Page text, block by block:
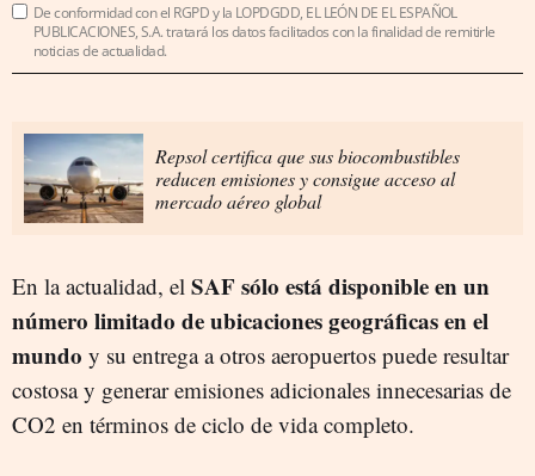
De conformidad con el RGPD y la LOPDGDD, EL LEÓN DE EL ESPAÑOL
PUBLICACIONES, S.A. tratará los datos facilitados con la finalidad de remitirle
noticias de actualidad.
Repsol certifica que sus biocombustibles
reducen emisiones y consigue acceso al
mercado aéreo global
En la actualidad, el SAF sólo está disponible en un
número limitado de ubicaciones geográficas en el
mundo y su entrega a otros aeropuertos puede resultar
costosa y generar emisiones adicionales innecesarias de
CO2 en términos de ciclo de vida completo.